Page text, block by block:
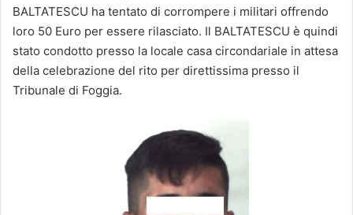
BALTATESCU ha tentato di corrompere i militari offrendo
loro 50 Euro per essere rilasciato. Il BALTATESCU è quindi
stato condotto presso la locale casa circondariale in attesa
della celebrazione del rito per direttissima presso il
Tribunale di Foggia.